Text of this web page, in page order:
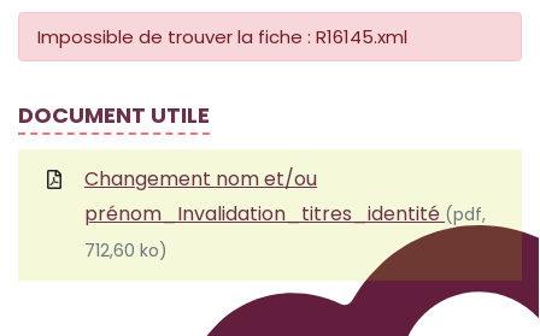
Impossible de trouver la fiche : R16145.xml
DOCUMENT UTILE
Changement nom et/ou
prénom_Invalidation_titres_identité (pdf,
712,60 ko)